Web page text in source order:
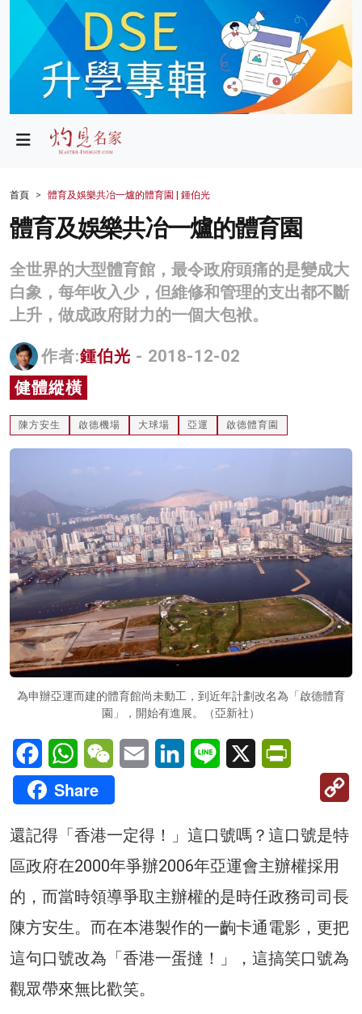
政局
財經
生活
商業
科技
影片
名家榜
灼見活動
關於我們
首頁 體育及娛樂共冶一爐的體育園 | 鍾伯光
體育及娛樂共冶一爐的體育園
全世界的大型體育館，最令政府頭痛的是變成大
白象，每年收入少，但維修和管理的支出都不斷
上升，做成政府財力的一個大包袱。
作者:鍾伯光 - 2018-12-02
健體縱橫
陳方安生 啟德機場 大球場 亞運 啟德體育園
為申辦亞運而建的體育館尚未動工，到近年計劃改名為「啟德體育
園」，開始有進展。（亞新社）
FacebookWhatsAppWeChatEmail LinkedInLine X
Share
還記得「香港一定得！」這口號嗎？這口號是特
區政府在2000年爭辦2006年亞運會主辦權採用
的，而當時領導爭取主辦權的是時任政務司司長
陳方安生。而在本港製作的一齣卡通電影，更把
這句口號改為「香港一蛋撻！」，這搞笑口號為
觀眾帶來無比歡笑。